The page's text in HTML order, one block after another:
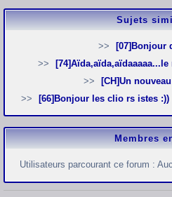
Sujets
[CH]Un
[66]Bonjour les clio rs istes :))
Membres
Utilisateurs parcourant ce forum :